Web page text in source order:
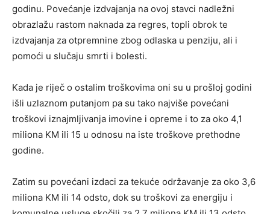
godinu. Povećanje izdvajanja na ovoj stavci nadležni
obrazlažu rastom naknada za regres, topli obrok te
izdvajanja za otpremnine zbog odlaska u penziju, ali i
pomoći u slučaju smrti i bolesti.
Kada je riječ o ostalim troškovima oni su u prošloj godini
išli uzlaznom putanjom pa su tako najviše povećani
troškovi iznajmljivanja imovine i opreme i to za oko 4,1
miliona KM ili 15 u odnosu na iste troškove prethodne
godine.
Zatim su povećani izdaci za tekuće održavanje za oko 3,6
miliona KM ili 14 odsto, dok su troškovi za energiju i